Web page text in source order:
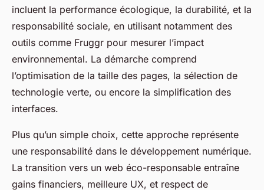
incluent la performance écologique, la durabilité, et la
responsabilité sociale, en utilisant notamment des
outils comme Fruggr pour mesurer l’impact
environnemental. La démarche comprend
l’optimisation de la taille des pages, la sélection de
technologie verte, ou encore la simplification des
interfaces.
Plus qu’un simple choix, cette approche représente
une responsabilité dans le développement numérique.
La transition vers un web éco-responsable entraîne
gains financiers, meilleure UX, et respect de